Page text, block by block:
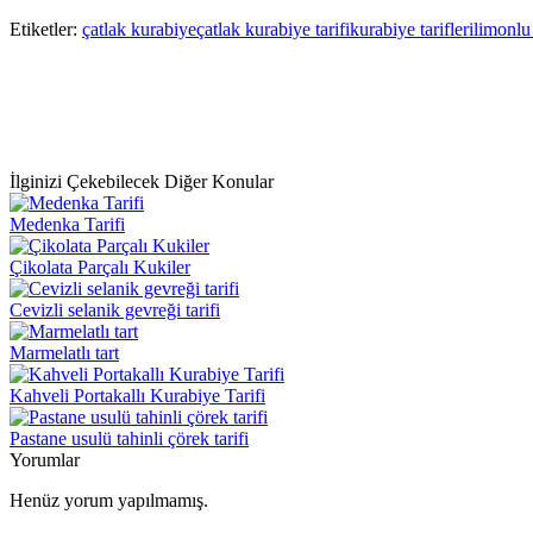
Paylaş
Etiketler: çatlak kurabiyeçatlak kurabiye tarifikurabiye tariflerilimonlu
İlginizi Çekebilecek Diğer Konular
Medenka Tarifi
Çikolata Parçalı Kukiler
Cevizli selanik gevreği tarifi
Marmelatlı tart
Kahveli Portakallı Kurabiye Tarifi
Pastane usulü tahinli çörek tarifi
Yorumlar
Henüz yorum yapılmamış.